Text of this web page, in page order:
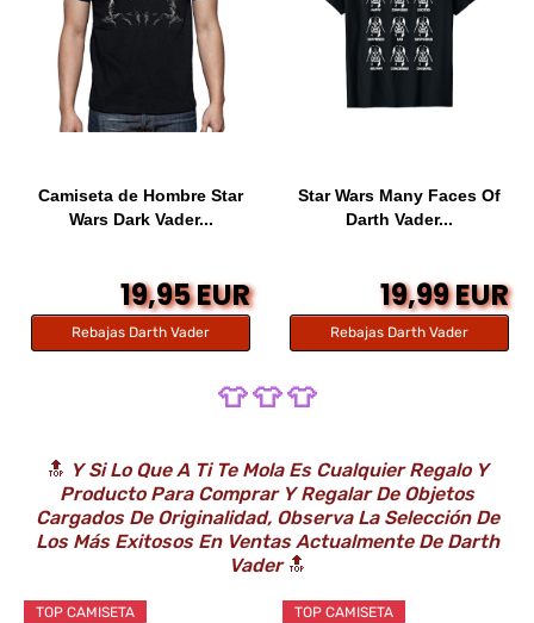
Camiseta de Hombre Star
Wars Dark Vader...
19,95 EUR
Rebajas Darth Vader
Star Wars Many Faces Of
Darth Vader...
19,99 EUR
Rebajas Darth Vader
👕 👕 👕
🔝 Y Si Lo Que A Ti Te Mola Es Cualquier Regalo Y
Producto Para Comprar Y Regalar De Objetos
Cargados De Originalidad, Observa La Selección De
Los Más Exitosos En Ventas Actualmente De Darth
Vader🔝
TOP CAMISETA TOP CAMISETA